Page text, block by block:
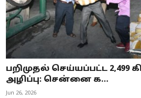
பறிமுதல் செய்யப்பட்ட
அழிப்பு: சென்னை க...
Jun 26, 2026